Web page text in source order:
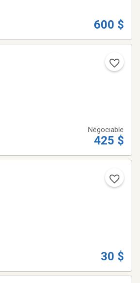
600 $
Négociable
425 $
30 $